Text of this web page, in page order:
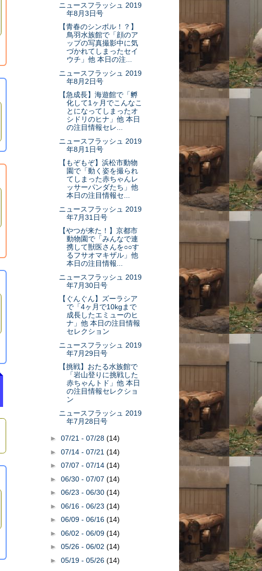
ニュースフラッシュ 2019
年8月3日号
【青春のシンボル！？】
鳥羽水族館で「顔のア
ップの写真撮影中に気
づかれてしまったセイ
ウチ」他 本日の注...
ニュースフラッシュ 2019
年8月2日号
【急成長】海遊館で「孵
化して1ヶ月でこんなこ
とになってしまったオ
シドリのヒナ」他 本日
の注目情報セレ...
ニュースフラッシュ 2019
年8月1日号
【もぞもぞ】浜松市動物
園で「動く姿を撮られ
てしまった赤ちゃんレ
ッサーパンダたち」他
本日の注目情報セ...
ニュースフラッシュ 2019
年7月31日号
【やつが来た！】京都市
動物園で「みんなで連
携して獣医さんを○○す
るフサオマキザル」他
本日の注目情報...
ニュースフラッシュ 2019
年7月30日号
【ぐんぐん】ズーラシア
で「4ヶ月で10kgまで
成長したエミューのヒ
ナ」他 本日の注目情報
セレクション
ニュースフラッシュ 2019
年7月29日号
【挑戦】おたる水族館で
「岩山登りに挑戦した
赤ちゃんトド」他 本日
の注目情報セレクショ
ン
ニュースフラッシュ 2019
年7月28日号
► 07/21 - 07/28 (14)
► 07/14 - 07/21 (14)
► 07/07 - 07/14 (14)
► 06/30 - 07/07 (14)
► 06/23 - 06/30 (14)
► 06/16 - 06/23 (14)
► 06/09 - 06/16 (14)
► 06/02 - 06/09 (14)
► 05/26 - 06/02 (14)
► 05/19 - 05/26 (14)